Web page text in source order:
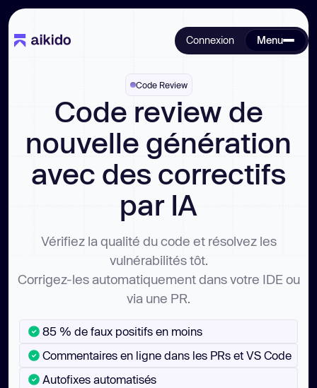
Connexion Menu
Code Review
Code review de
nouvelle génération
avec des correctifs
par IA
Vérifiez la qualité du code et résolvez les
vulnérabilités tôt.
Corrigez-les automatiquement dans votre IDE ou
via une PR.
85 % de faux positifs en moins
Commentaires en ligne dans les PRs et VS Code
Autofixes automatisés